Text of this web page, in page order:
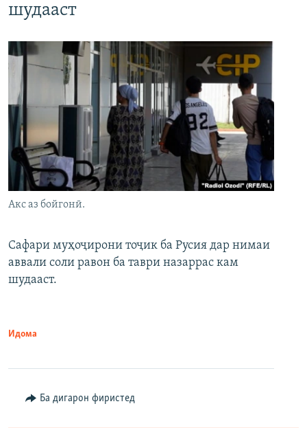
шудааст
Акс аз бойгонӣ.
Сафари муҳоҷирони тоҷик ба Русия дар нимаи
аввали соли равон ба таври назаррас кам
шудааст.
Идома
Ба дигарон фиристед